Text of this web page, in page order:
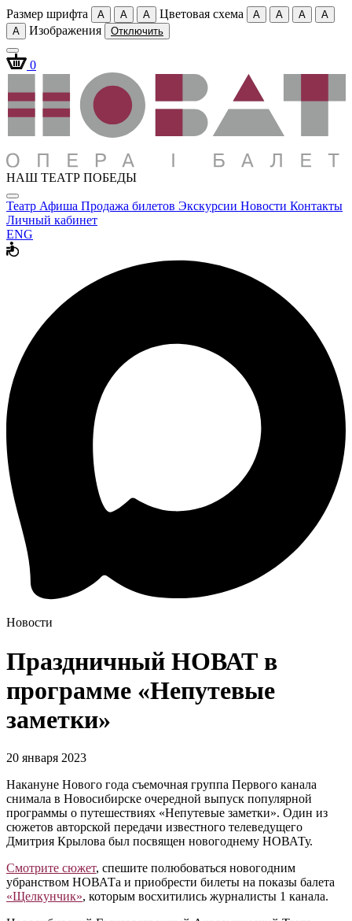
Размер шрифта A A A Цветовая схема A A A
A
A
Изображения Отключить
0
НАШ ТЕАТР ПОБЕДЫ
Театр Афиша Продажа билетов Экскурсии Новости Контакты
Личный кабинет
ENG
Новости
Праздничный НОВАТ в
программе «Непутевые
заметки»
20 января 2023
Накануне Нового года съемочная группа Первого канала
снимала в Новосибирске очередной выпуск популярной
программы о путешествиях «Непутевые заметки». Один из
сюжетов авторской передачи известного телеведущего
Дмитрия Крылова был посвящен новогоднему НОВАТу.
Смотрите сюжет, спешите полюбоваться новогодним
убранством НОВАТа и приобрести билеты на показы балета
«Щелкунчик», которым восхитились журналисты 1 канала.